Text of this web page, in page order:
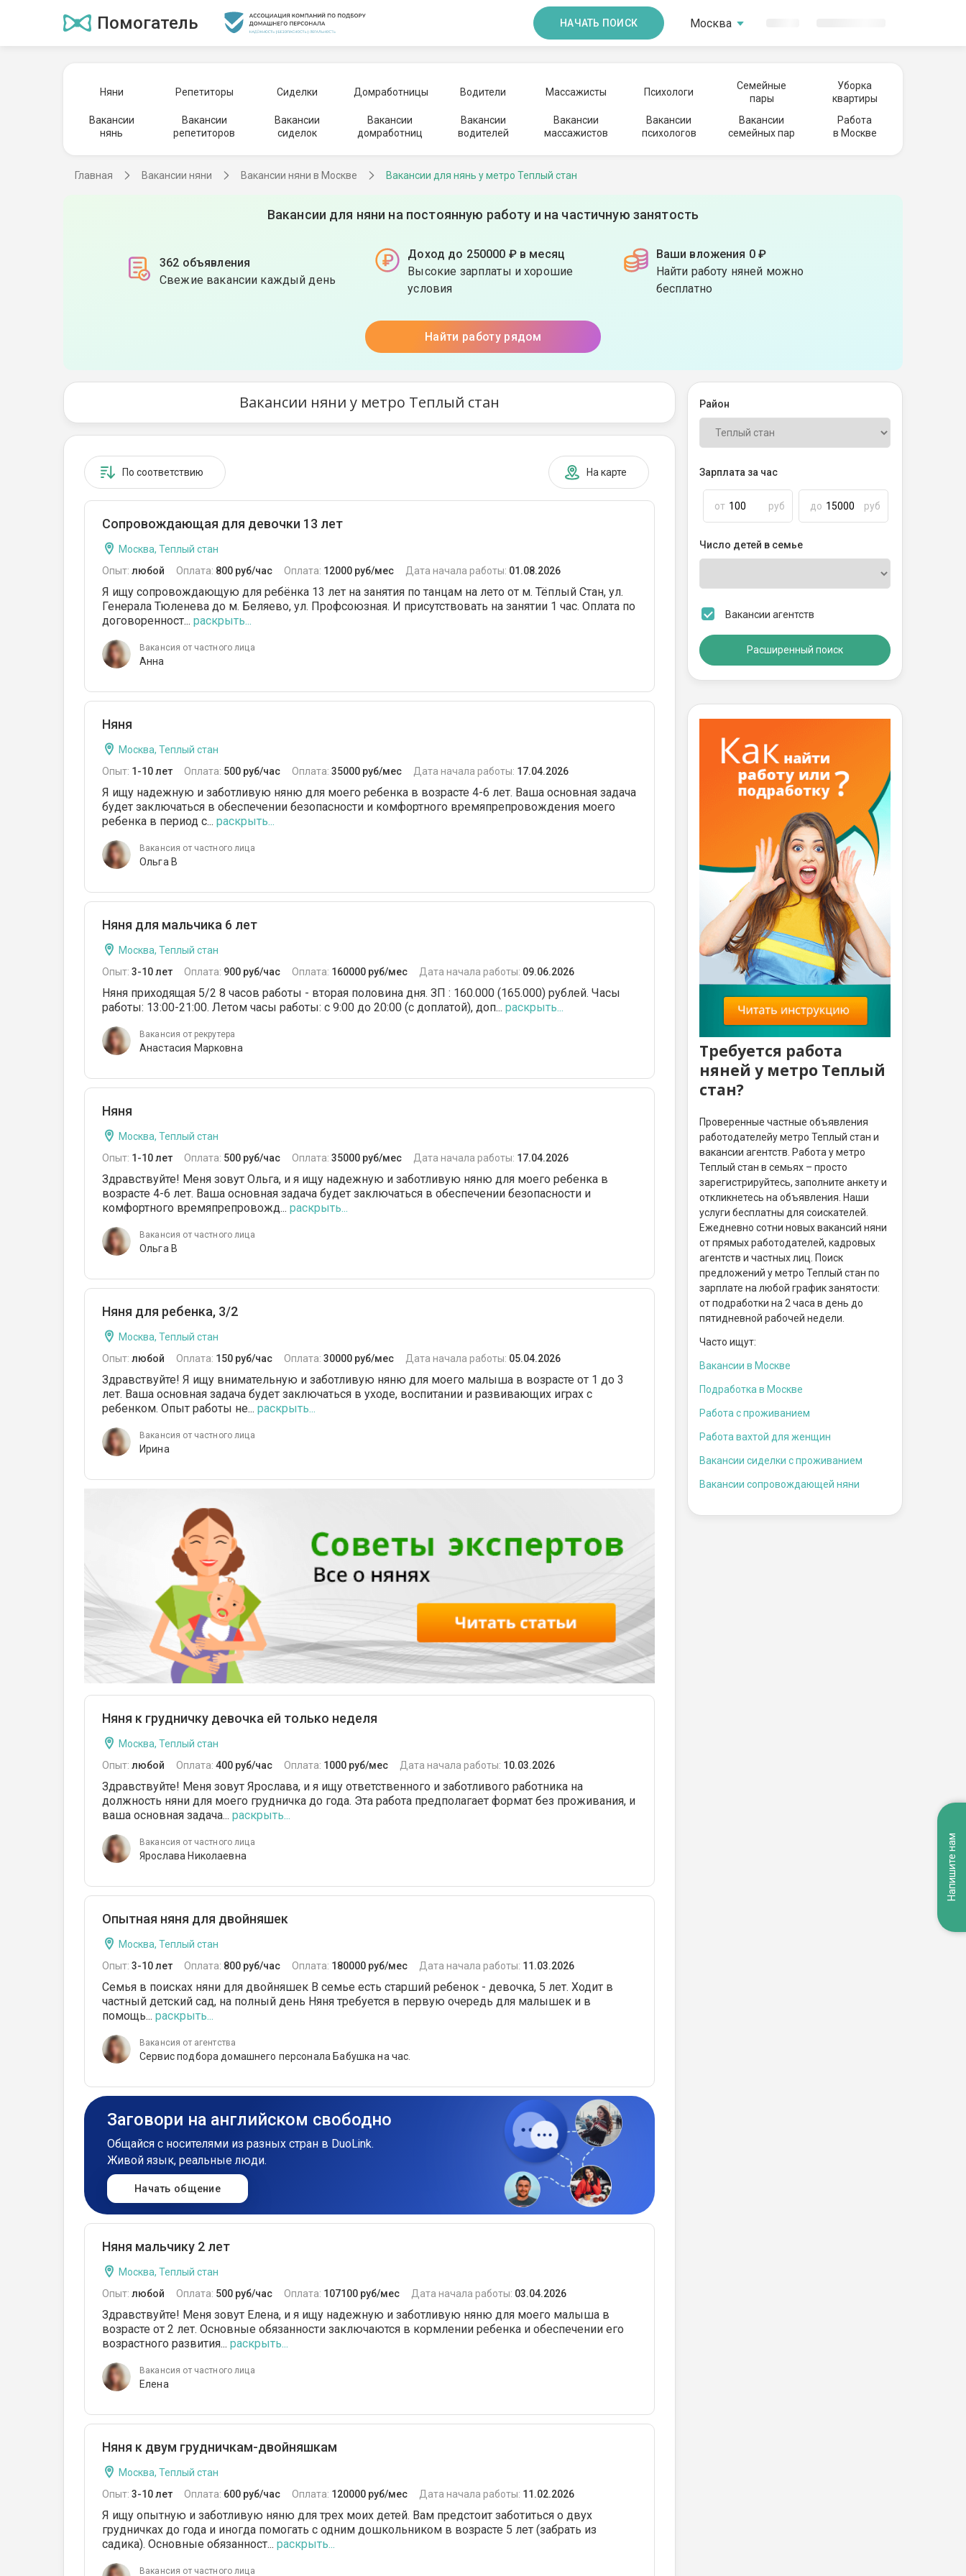
Помогатель НАЧАТЬ ПОИСК Москва
Няни Репетиторы Сиделки Домработницы Водители Массажисты Психологи
Семейные
пары
Уборка
квартиры
Вакансии
нянь
Вакансии
репетиторов
Вакансии
сиделок
Вакансии
домработниц
Вакансии
водителей
Вакансии
массажистов
Вакансии
психологов
Вакансии
семейных пар
Работа
в Москве
Главная Вакансии няни Вакансии няни в Москве Вакансии для нянь у метро Теплый стан
Вакансии для няни на постоянную работу и на частичную занятость
362 объявления
Свежие вакансии каждый день
Доход до 250000 ₽ в месяц
Высокие зарплаты и хорошие
условия
Ваши вложения 0 ₽
Найти работу няней можно
бесплатно
Найти работу рядом
Вакансии няни у метро Теплый стан
По соответствию На карте
Сопровождающая для девочки 13 лет
Москва, Теплый стан
Опыт: любой Оплата: 800 руб/час Оплата: 12000 руб/мес Дата начала работы: 01.08.2026
Я ищу сопровождающую для ребёнка 13 лет на занятия по танцам на лето от м. Тёплый Стан, ул.
Генерала Тюленева до м. Беляево, ул. Профсоюзная. И присутствовать на занятии 1 час. Оплата по
договоренност... раскрыть...
Вакансия от частного лица
Анна
Няня
Москва, Теплый стан
Опыт: 1-10 лет Оплата: 500 руб/час Оплата: 35000 руб/мес Дата начала работы: 17.04.2026
Я ищу надежную и заботливую няню для моего ребенка в возрасте 4-6 лет. Ваша основная задача
будет заключаться в обеспечении безопасности и комфортного времяпрепровождения моего
ребенка в период с... раскрыть...
Вакансия от частного лица
Ольга В
Няня для мальчика 6 лет
Москва, Теплый стан
Опыт: 3-10 лет Оплата: 900 руб/час Оплата: 160000 руб/мес Дата начала работы: 09.06.2026
Няня приходящая 5/2 8 часов работы - вторая половина дня. ЗП : 160.000 (165.000) рублей. Часы
работы: 13:00-21:00. Летом часы работы: с 9:00 до 20:00 (с доплатой), доп... раскрыть...
Вакансия от рекрутера
Анастасия Марковна
Няня
Москва, Теплый стан
Опыт: 1-10 лет Оплата: 500 руб/час Оплата: 35000 руб/мес Дата начала работы: 17.04.2026
Здравствуйте! Меня зовут Ольга, и я ищу надежную и заботливую няню для моего ребенка в
возрасте 4-6 лет. Ваша основная задача будет заключаться в обеспечении безопасности и
комфортного времяпрепровожд... раскрыть...
Вакансия от частного лица
Ольга В
Няня для ребенка, 3/2
Москва, Теплый стан
Опыт: любой Оплата: 150 руб/час Оплата: 30000 руб/мес Дата начала работы: 05.04.2026
Здравствуйте! Я ищу внимательную и заботливую няню для моего малыша в возрасте от 1 до 3
лет. Ваша основная задача будет заключаться в уходе, воспитании и развивающих играх с
ребенком. Опыт работы не... раскрыть...
Вакансия от частного лица
Ирина
Няня к грудничку девочка ей только неделя
Москва, Теплый стан
Опыт: любой Оплата: 400 руб/час Оплата: 1000 руб/мес Дата начала работы: 10.03.2026
Здравствуйте! Меня зовут Ярослава, и я ищу ответственного и заботливого работника на
должность няни для моего грудничка до года. Эта работа предполагает формат без проживания, и
ваша основная задача... раскрыть...
Вакансия от частного лица
Ярослава Николаевна
Опытная няня для двойняшек
Москва, Теплый стан
Опыт: 3-10 лет Оплата: 800 руб/час Оплата: 180000 руб/мес Дата начала работы: 11.03.2026
Семья в поисках няни для двойняшек В семье есть старший ребенок - девочка, 5 лет. Ходит в
частный детский сад, на полный день Няня требуется в первую очередь для малышек и в
помощь... раскрыть...
Вакансия от агентства
Сервис подбора домашнего персонала Бабушка на час.
Заговори на английском свободно
Общайся с носителями из разных стран в DuoLink.
Живой язык, реальные люди.
Начать общение
Няня мальчику 2 лет
Москва, Теплый стан
Опыт: любой Оплата: 500 руб/час Оплата: 107100 руб/мес Дата начала работы: 03.04.2026
Здравствуйте! Меня зовут Елена, и я ищу надежную и заботливую няню для моего малыша в
возрасте от 2 лет. Основные обязанности заключаются в кормлении ребенка и обеспечении его
возрастного развития... раскрыть...
Вакансия от частного лица
Елена
Няня к двум грудничкам-двойняшкам
Москва, Теплый стан
Опыт: 3-10 лет Оплата: 600 руб/час Оплата: 120000 руб/мес Дата начала работы: 11.02.2026
Я ищу опытную и заботливую няню для трех моих детей. Вам предстоит заботиться о двух
грудничках до года и иногда помогать с одним дошкольником в возрасте 5 лет (забрать из
садика). Основные обязанност... раскрыть...
Вакансия от частного лица
Район
Зарплата за час
от руб до руб
Число детей в семье
Вакансии агентств
Расширенный поиск
Требуется работа
няней у метро Теплый
стан?
Проверенные частные объявления
работодателейу метро Теплый стан и
вакансии агентств. Работа у метро
Теплый стан в семьях – просто
зарегистрируйтесь, заполните анкету и
откликнетесь на объявления. Наши
услуги бесплатны для соискателей.
Ежедневно сотни новых вакансий няни
от прямых работодателей, кадровых
агентств и частных лиц. Поиск
предложений у метро Теплый стан по
зарплате на любой график занятости:
от подработки на 2 часа в день до
пятидневной рабочей недели.
Часто ищут:
Вакансии в Москве
Подработка в Москве
Работа с проживанием
Работа вахтой для женщин
Вакансии сиделки с проживанием
Вакансии сопровождающей няни
Напишите нам